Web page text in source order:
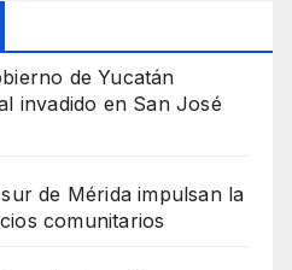
de Yucatán
invadido en San José
de Mérida impulsan la
comunitarios